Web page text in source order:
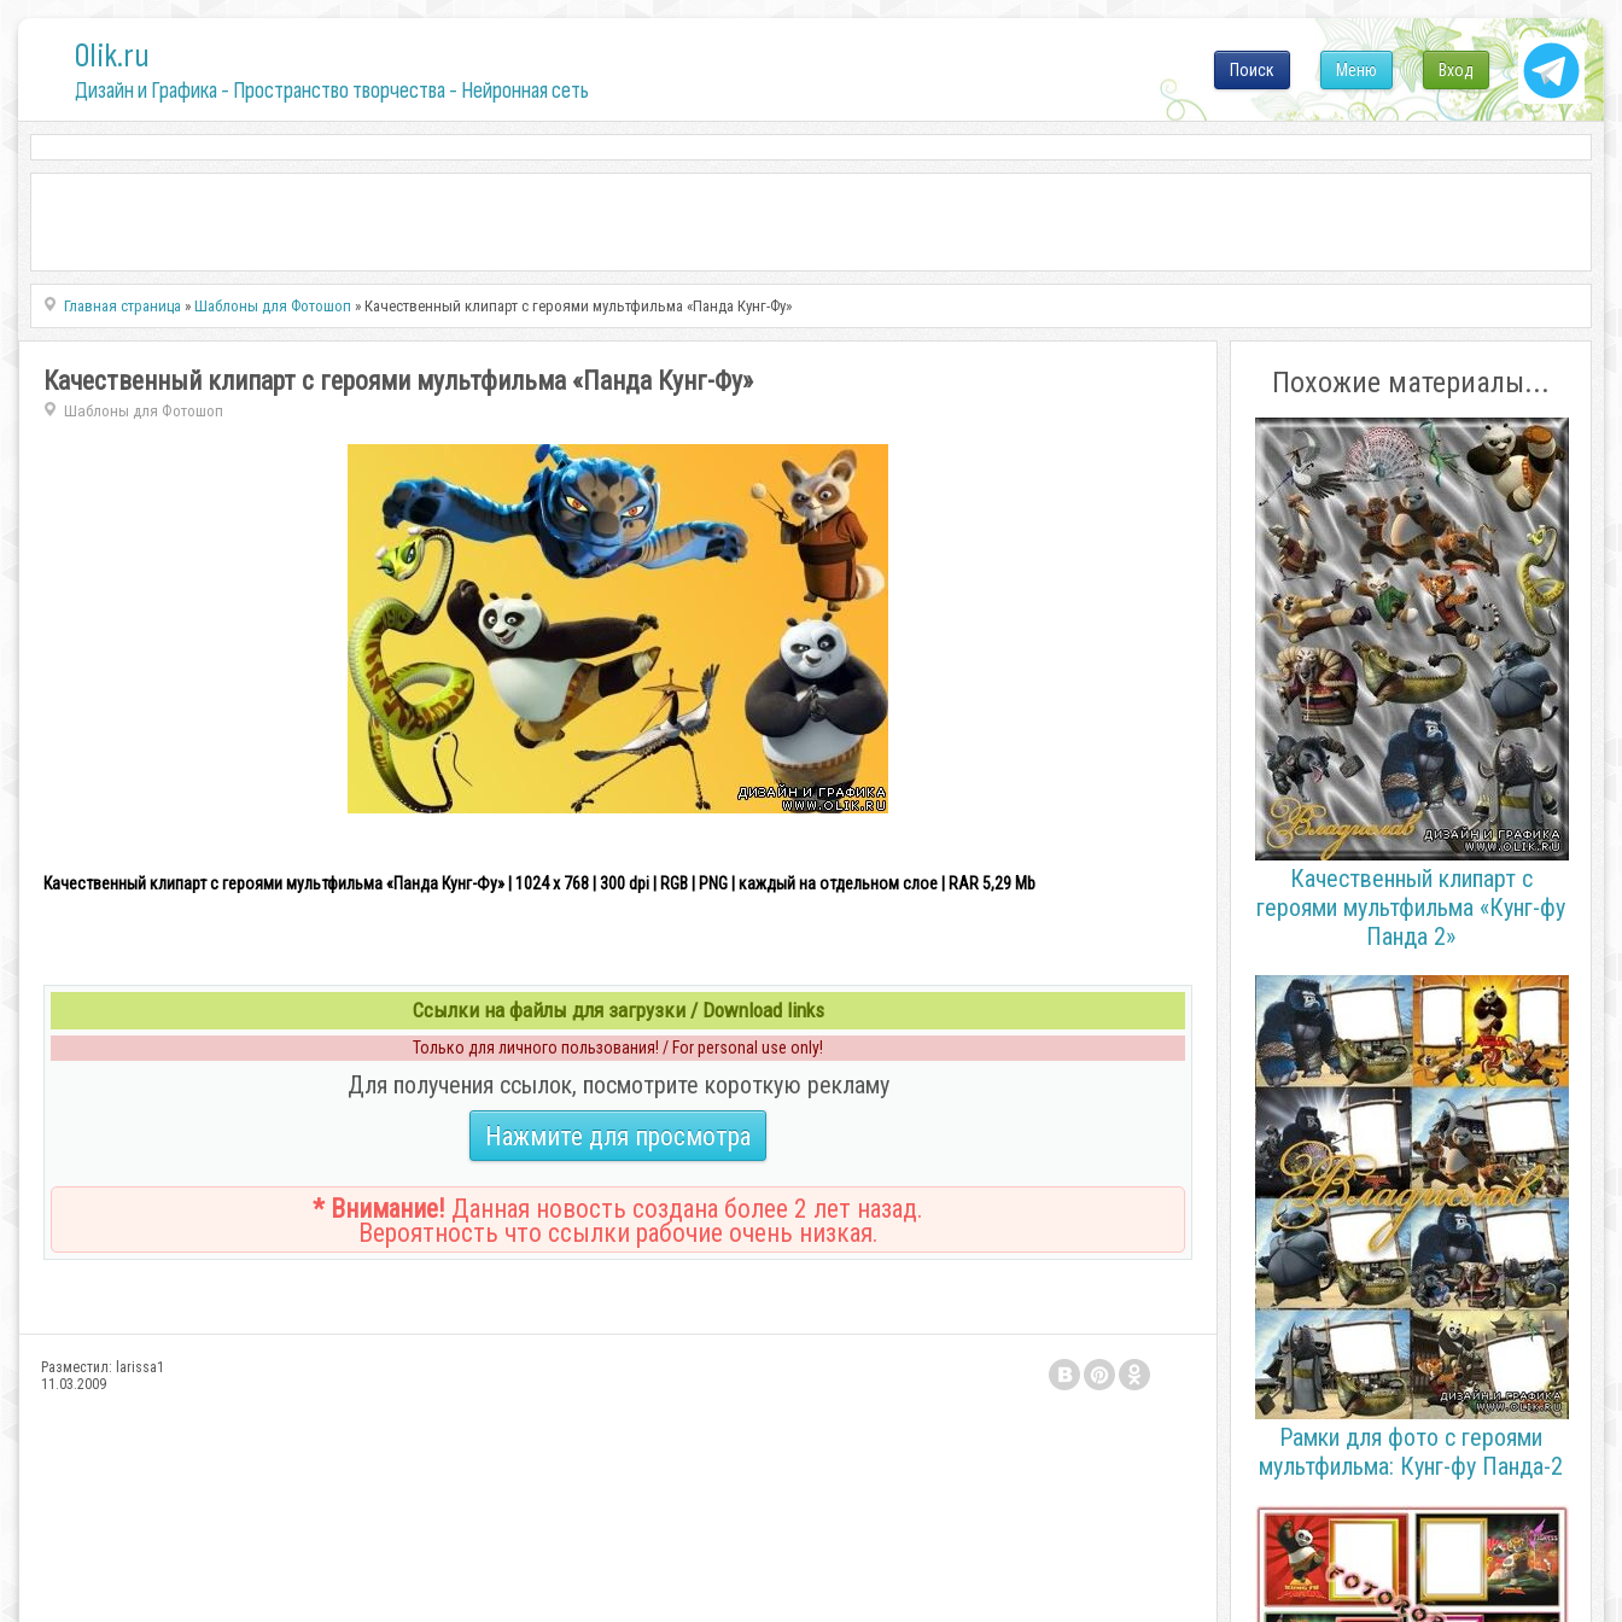
0lik.ru
Дизайн и Графика - Пространство творчества - Нейронная сеть
Вход
Меню
Поиск
Главная страница »Шаблоны для Фотошоп » Качественный клипарт с героями мультфильма «Панда Кунг-Фу»
Качественный клипарт с героями мультфильма «Панда Кунг-Фу»
Шаблоны для Фотошоп
Качественный клипарт с героями мультфильма «Панда Кунг-Фу» | 1024 x 768 | 300 dpi | RGB | PNG | каждый на отдельном слое | RAR 5,29 Mb
Ссылки на файлы для загрузки / Download links
Только для личного пользования! / For personal use only!
Для получения ссылок, посмотрите короткую рекламу
Нажмите для просмотра
* Внимание! Данная новость создана более 2 лет назад.
Вероятность что ссылки рабочие очень низкая.
Разместил: larissa1
11.03.2009
Похожие материалы...
Качественный клипарт с
героями мультфильма «Кунг-фу
Панда 2»
Рамки для фото с героями
мультфильма: Кунг-фу Панда-2